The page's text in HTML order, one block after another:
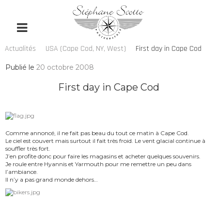
Actualités USA (Cape Cod, NY, West) First day in Cape Cod
Publié le20 octobre 2008
First day in Cape Cod
Comme annoncé, il ne fait pas beau du tout ce matin à Cape Cod.
Le ciel est couvert mais surtout il fait très froid. Le vent glacial continue à
souffler très fort.
J’en profite donc pour faire les magasins et acheter quelques souvenirs.
Je roule entre Hyannis et Yarmouth pour me remettre un peu dans
l’ambiance.
Il n’y a pas grand monde dehors…